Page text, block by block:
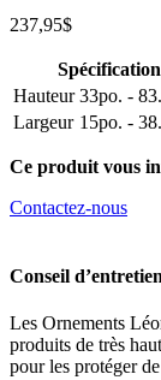
237,95$
Spécification
Hauteur 33po. -
Largeur 15po. -
Ce produit vous
Contactez-nous
Conseil d’entretien
Les Ornements
produits de très
pour les protéger